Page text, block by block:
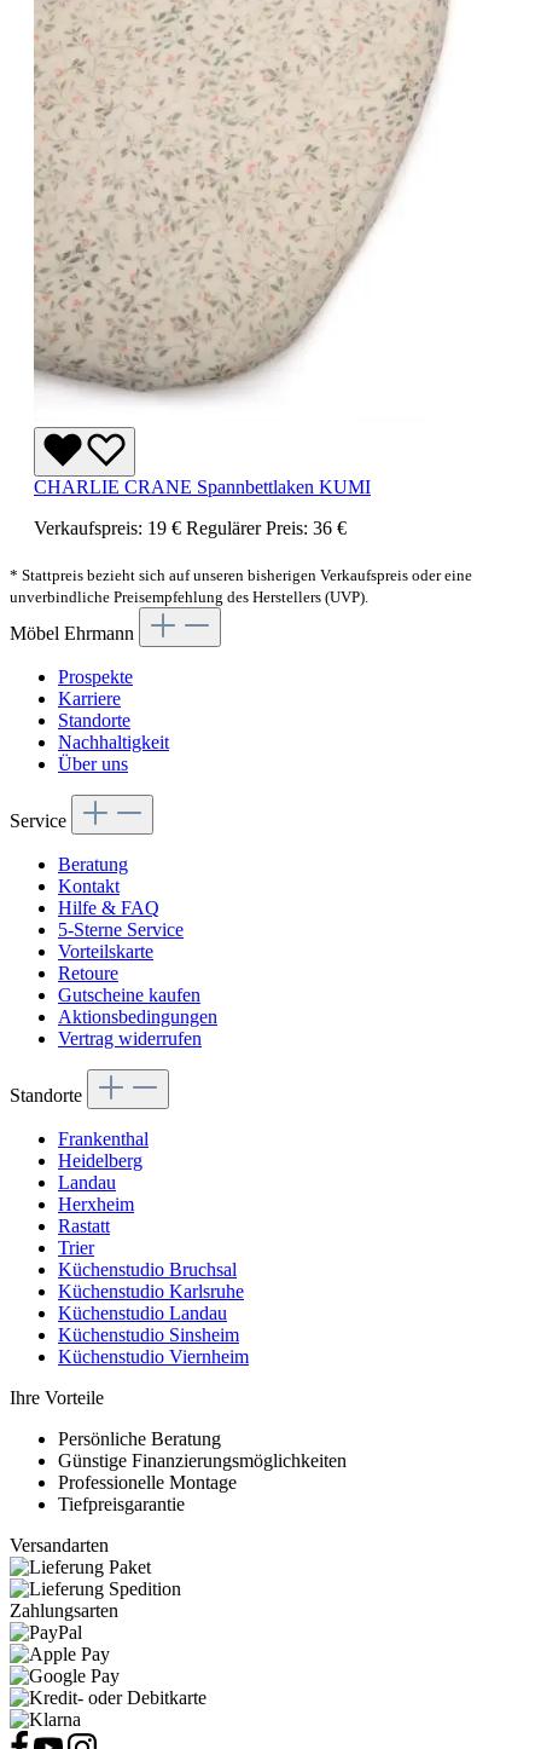
CHARLIE CRANE Spannbettlaken KUMI
Verkaufspreis: 19 € Regulärer Preis: 36 €
* Stattpreis bezieht sich auf unseren bisherigen Verkaufspreis oder eine
unverbindliche Preisempfehlung des Herstellers (UVP).
Möbel Ehrmann
Prospekte
Karriere
Standorte
Nachhaltigkeit
Über uns
Service
Beratung
Kontakt
Hilfe & FAQ
5-Sterne Service
Vorteilskarte
Retoure
Gutscheine kaufen
Aktionsbedingungen
Vertrag widerrufen
Standorte
Frankenthal
Heidelberg
Landau
Herxheim
Rastatt
Trier
Küchenstudio Bruchsal
Küchenstudio Karlsruhe
Küchenstudio Landau
Küchenstudio Sinsheim
Küchenstudio Viernheim
Ihre Vorteile
Persönliche Beratung
Günstige Finanzierungsmöglichkeiten
Professionelle Montage
Tiefpreisgarantie
Versandarten
Zahlungsarten